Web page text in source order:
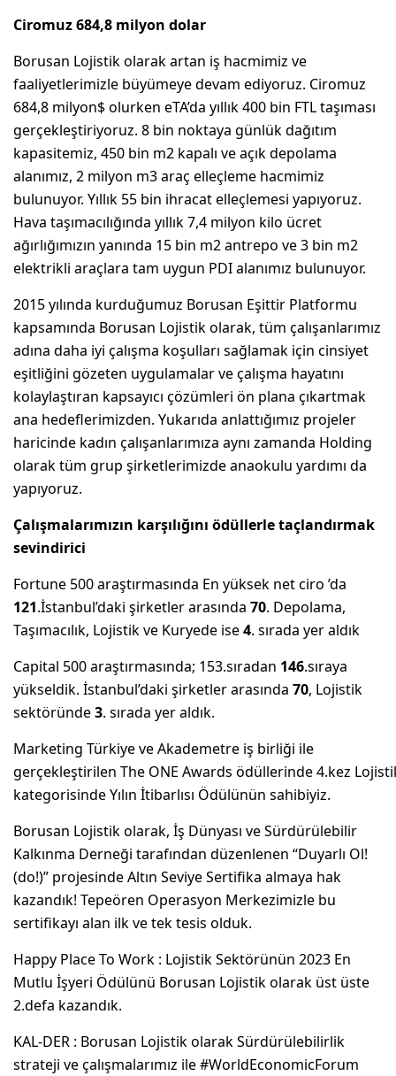
Ciromuz 684,8 milyon dolar
Borusan Lojistik olarak artan iş hacmimiz ve
faaliyetlerimizle büyümeye devam ediyoruz. Ciromuz
684,8 milyon$ olurken eTA’da yıllık 400 bin FTL taşıması
gerçekleştiriyoruz. 8 bin noktaya günlük dağıtım
kapasitemiz, 450 bin m2 kapalı ve açık depolama
alanımız, 2 milyon m3 araç elleçleme hacmimiz
bulunuyor. Yıllık 55 bin ihracat elleçlemesi yapıyoruz.
Hava taşımacılığında yıllık 7,4 milyon kilo ücret
ağırlığımızın yanında 15 bin m2 antrepo ve 3 bin m2
elektrikli araçlara tam uygun PDI alanımız bulunuyor.
2015 yılında kurduğumuz Borusan Eşittir Platformu
kapsamında Borusan Lojistik olarak, tüm çalışanlarımız
adına daha iyi çalışma koşulları sağlamak için cinsiyet
eşitliğini gözeten uygulamalar ve çalışma hayatını
kolaylaştıran kapsayıcı çözümleri ön plana çıkartmak
ana hedeflerimizden. Yukarıda anlattığımız projeler
haricinde kadın çalışanlarımıza aynı zamanda Holding
olarak tüm grup şirketlerimizde anaokulu yardımı da
yapıyoruz.
Çalışmalarımızın karşılığını ödüllerle taçlandırmak
sevindirici
Fortune 500 araştırmasında En yüksek net ciro ’da
121.İstanbul’daki şirketler arasında 70. Depolama,
Taşımacılık, Lojistik ve Kuryede ise4. sırada yer aldık
Capital 500 araştırmasında; 153.sıradan 146.sıraya
yükseldik. İstanbul’daki şirketler arasında 70, Lojistik
sektöründe3. sırada yer aldık.
Marketing Türkiye ve Akademetre iş birliği ile
gerçekleştirilen The ONE Awards ödüllerinde 4.kez
kategorisinde Yılın İtibarlısı Ödülünün sahibiyiz. ​
Borusan Lojistik olarak, İş Dünyası ve Sürdürülebilir
Kalkınma Derneği tarafından düzenlenen “Duyarlı Ol!
(do!)” projesinde Altın Seviye Sertifika almaya hak
kazandık! Tepeören Operasyon Merkezimizle bu
sertifikayı alan ilk ve tek tesis olduk.
Happy Place To Work : Lojistik Sektörünün 2023 En
Mutlu İşyeri Ödülünü Borusan Lojistik olarak üst üste
2.defa kazandık.
KAL-DER : Borusan Lojistik olarak Sürdürülebilirlik
strateji ve çalışmalarımız ile #WorldEconomicForum